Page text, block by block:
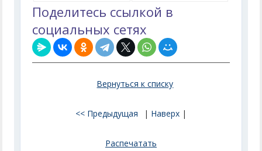
Поделитесь ссылкой в
социальных сетях
Вернуться к списку
<< Предыдущая | Наверх|
Распечатать